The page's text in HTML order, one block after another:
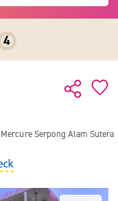
4
Mercure Serpong Alam Sutera